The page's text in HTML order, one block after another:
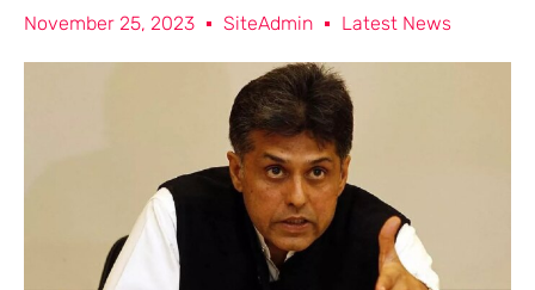
November 25, 2023 SiteAdmin Latest News